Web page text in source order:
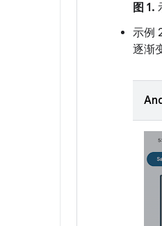
图 1.
示例
逐渐